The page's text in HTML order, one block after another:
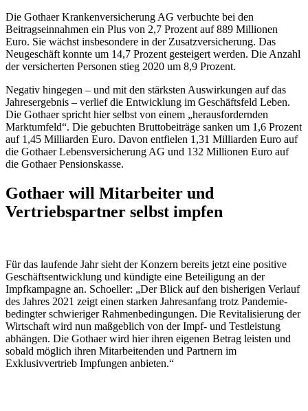
Die Gothaer Krankenversicherung AG verbuchte bei den
Beitragseinnahmen ein Plus von 2,7 Prozent auf 889 Millionen
Euro. Sie wächst insbesondere in der Zusatzversicherung. Das
Neugeschäft konnte um 14,7 Prozent gesteigert werden. Die Anzahl
der versicherten Personen stieg 2020 um 8,9 Prozent.
Negativ hingegen – und mit den stärksten Auswirkungen auf das
Jahresergebnis – verlief die Entwicklung im Geschäftsfeld Leben.
Die Gothaer spricht hier selbst von einem „herausfordernden
Marktumfeld“. Die gebuchten Bruttobeiträge sanken um 1,6 Prozent
auf 1,45 Milliarden Euro. Davon entfielen 1,31 Milliarden Euro auf
die Gothaer Lebensversicherung AG und 132 Millionen Euro auf
die Gothaer Pensionskasse.
Gothaer will Mitarbeiter und
Vertriebspartner selbst impfen
Für das laufende Jahr sieht der Konzern bereits jetzt eine positive
Geschäftsentwicklung und kündigte eine Beteiligung an der
Impfkampagne an. Schoeller: „Der Blick auf den bisherigen Verlauf
des Jahres 2021 zeigt einen starken Jahresanfang trotz Pandemie-
bedingter schwieriger Rahmenbedingungen. Die Revitalisierung der
Wirtschaft wird nun maßgeblich von der Impf- und Testleistung
abhängen. Die Gothaer wird hier ihren eigenen Betrag leisten und
sobald möglich ihren Mitarbeitenden und Partnern im
Exklusivvertrieb Impfungen anbieten.“